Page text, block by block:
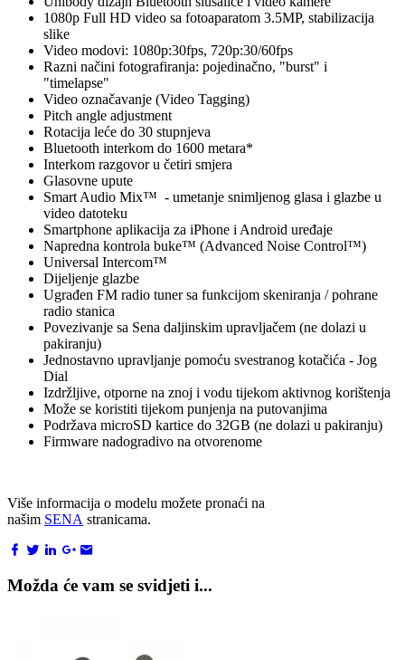
1080p Full HD video sa fotoaparatom 3.5MP, stabilizacija
slike
Video modovi: 1080p:30fps, 720p:30/60fps
Razni načini fotografiranja: pojedinačno, "burst" i
"timelapse"
Video označavanje (Video Tagging)
Pitch angle adjustment
Rotacija leće do 30 stupnjeva
Bluetooth interkom do 1600 metara*
Interkom razgovor u četiri smjera
Glasovne upute
Smart Audio Mix™ - umetanje snimljenog glasa i glazbe u
video datoteku
Smartphone aplikacija za iPhone i Android uređaje
Napredna kontrola buke™ (Advanced Noise Control™)
Universal Intercom™
Dijeljenje glazbe
Ugrađen FM radio tuner sa funkcijom skeniranja / pohrane
radio stanica
Povezivanje sa Sena daljinskim upravljačem (ne dolazi u
pakiranju)
Jednostavno upravljanje pomoću svestranog kotačića - Jog
Dial
Izdržljive, otporne na znoj i vodu tijekom aktivnog korištenja
Može se koristiti tijekom punjenja na putovanjima
Podržava microSD kartice do 32GB (ne dolazi u pakiranju)
Firmware nadogradivo na otvorenome
Više informacija o modelu možete pronaći na
našim SENA stranicama.
Možda će vam se svidjeti i...